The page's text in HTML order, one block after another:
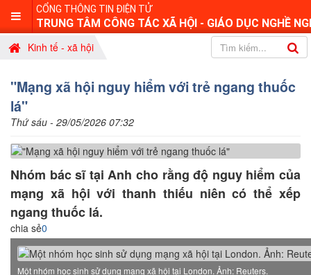
CỔNG THÔNG TIN ĐIỆN TỬ
TRUNG TÂM CÔNG TÁC XÃ HỘI - GIÁO DỤC NGHỀ
Kinh tế - xã hội
"Mạng xã hội nguy hiểm với trẻ ngang thuốc
lá"
Thứ sáu - 29/05/2026 07:32
Nhóm bác sĩ tại Anh cho rằng độ nguy hiểm của
mạng xã hội với thanh thiếu niên có thể xếp
ngang thuốc lá.
chia sẻ0
Một nhóm học sinh sử dụng mạng xã hội tại London. Ảnh: Reuters.